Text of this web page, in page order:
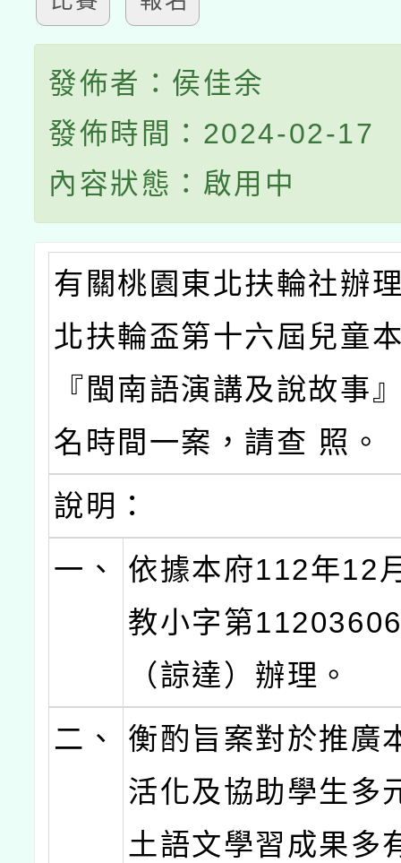
發佈者：侯佳余
發佈時間：2024-02-17
內容狀態：啟用中
有關桃園東北扶輪社辦
北扶輪盃第十六屆兒童
『閩南語演講及說故事
名時間一案，請查 照。
說明：
一、
依據本府112年12
教小字第
（諒達）辦理。
二、
衡酌旨案對於推廣
活化及協助學生多
土語文學習成果多